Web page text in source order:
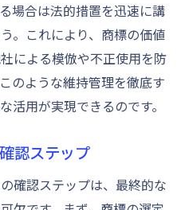
場合は法的措置を迅速に講
。これにより、商標の価値
による模倣や不正使用を防
のような維持管理を徹底す
活用が実現できるのです。
認ステップ
確認ステップは、最終的な